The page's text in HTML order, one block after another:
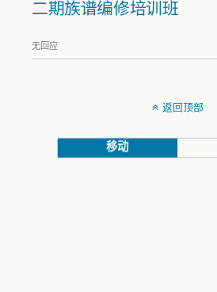
二期族谱编修培训班
无回应
返回顶部
移动